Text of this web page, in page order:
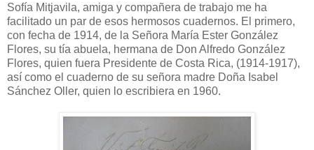
Sofía Mitjavila, amiga y compañera de trabajo me ha
facilitado un par de esos hermosos cuadernos. El primero,
con fecha de 1914, de la Señora María Ester González
Flores, su tía abuela, hermana de Don Alfredo González
Flores, quien fuera Presidente de Costa Rica, (1914-1917),
así como el cuaderno de su señora madre Doña Isabel
Sánchez Oller, quien lo escribiera en 1960.